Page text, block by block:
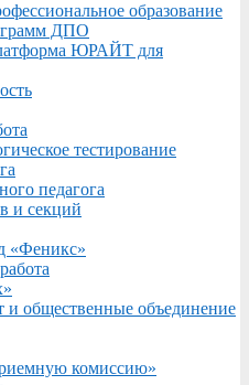
образование
ДПО
ЮРАЙТ для
тестирование
педагога
и секций
«Феникс»
и общественные объединение
комиссию»